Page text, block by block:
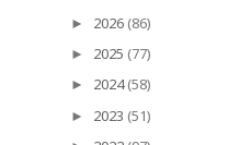
► 2026 (86)
► 2025 (77)
► 2024 (58)
► 2023 (51)